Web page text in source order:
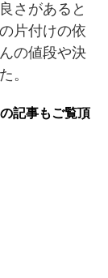
さがあると
片付けの依
の値段や決
。
記事もご覧頂